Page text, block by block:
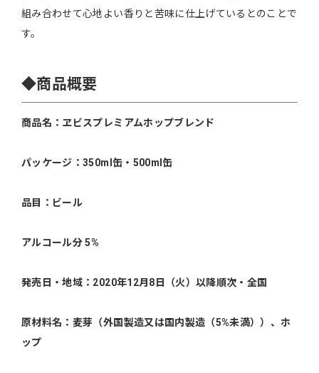
組み合わせて心地よい香りと苦味に仕上げているとのことで
す。
◆商品概要
商品名：ヱビスプレミアムホップブレンド
パッケージ：350ml缶・500ml缶
品目：ビール
アルコール分 5%
発売日・地域：2020年12月8日（火）以降順次・全国
原材料名：麦芽（外国製造又は国内製造（5%未満））、ホ
ップ